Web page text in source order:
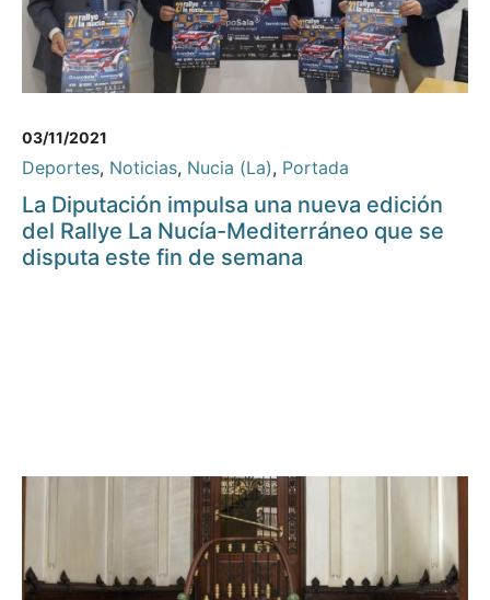
03/11/2021
Deportes, Noticias, Nucia (La), Portada
La Diputación impulsa una nueva edición
del Rallye La Nucía-Mediterráneo que se
disputa este fin de semana